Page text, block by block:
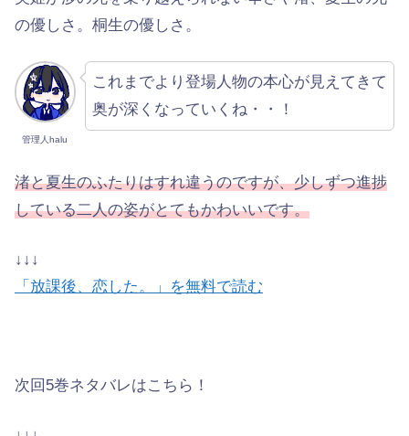
の優しさ。桐生の優しさ。
管理人halu
これまでより登場人物の本心が見えてきて
奥が深くなっていくね・・！
渚と夏生のふたりはすれ違うのですが、少しずつ進捗
している二人の姿がとてもかわいいです。
↓↓↓
「放課後、恋した。」を無料で読む
次回5巻ネタバレはこちら！